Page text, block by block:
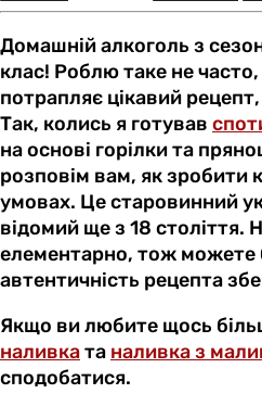
Домашній алкоголь з
клас! Роблю таке не
потрапляє цікавий
Так, колись я готував
на основі горілки та
розповім вам, як зробити
умовах. Це старовинний
відомий ще з 18 століття.
елементарно, тож можете
автентичність рецепта
Якщо ви любите щось
наливката наливка з
сподобатися.